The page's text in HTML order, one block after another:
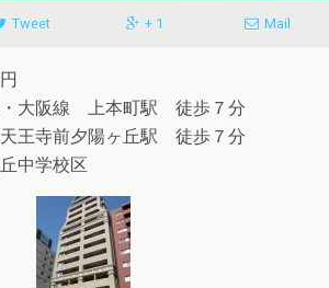
Tweet + 1 Mail
・大阪線 上本町駅 徒歩７分
王寺前夕陽ヶ丘駅 徒歩７分
中学校区